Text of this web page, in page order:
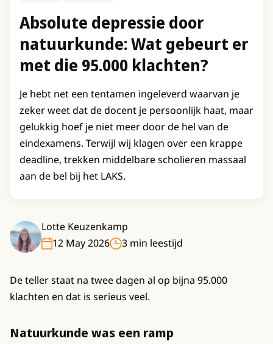
Absolute depressie door
natuurkunde: Wat gebeurt er
met die 95.000 klachten?
Je hebt net een tentamen ingeleverd waarvan je
zeker weet dat de docent je persoonlijk haat, maar
gelukkig hoef je niet meer door de hel van de
eindexamens. Terwijl wij klagen over een krappe
deadline, trekken middelbare scholieren massaal
aan de bel bij het LAKS.
Lotte Keuzenkamp
12 May 2026
3 min leestijd
De teller staat na twee dagen al op bijna 95.000
klachten en dat is serieus veel.
Natuurkunde was een ramp